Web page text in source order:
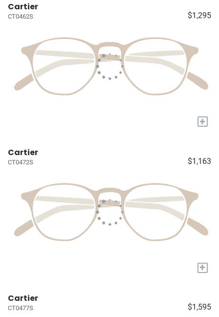
Cartier
CT0462S $1,295
+
Cartier
CT0472S $1,163
+
Cartier
CT0477S $1,595